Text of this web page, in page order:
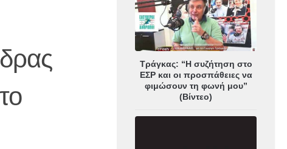
Τράγκας: “Η συζήτηση στο
ΕΣΡ και οι προσπάθειες να
φιμώσουν τη φωνή μου”
(Βίντεο)